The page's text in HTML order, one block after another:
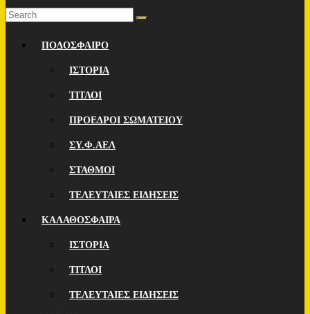
ΠΟΔΟΣΦΑΙΡΟ
ΙΣΤΟΡΙΑ
ΤΙΤΛΟΙ
ΠΡΟΕΔΡΟΙ ΣΩΜΑΤΕΙΟΥ
ΣΥ.Φ.ΑΕΛ
ΣΤΑΘΜΟΙ
ΤΕΛΕΥΤΑΙΕΣ ΕΙΔΗΣΕΙΣ
ΚΑΛΑΘΟΣΦΑΙΡΑ
ΙΣΤΟΡΙΑ
ΤΙΤΛΟΙ
ΤΕΛΕΥΤΑΙΕΣ ΕΙΔΗΣΕΙΣ